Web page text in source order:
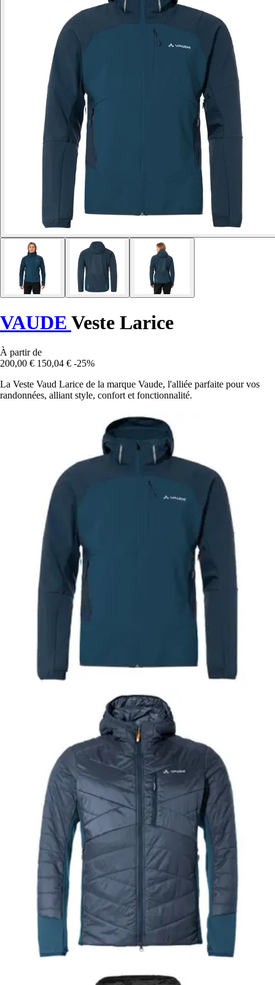
VAUDE Veste Larice
À partir de
200,00 € 150,04 € -25%
La Veste Vaud Larice de la marque Vaude, l'alliée parfaite pour vos
randonnées, alliant style, confort et fonctionnalité.